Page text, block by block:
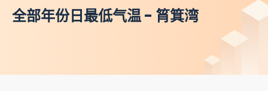
全部年份日最低气温 - 筲箕湾